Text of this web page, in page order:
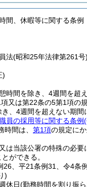
間、休暇等に関する条例
法(昭和25年法律第261号)
)
時間を除き、4週間を超
又は第22条の5第1項の
、4週間を超えない期
員の採用等に関する条例
時間は、 第1項の規定に
は当該公署の特殊の必要
ができる。
26、平21条例31、令4条
)
休日(勤務時間を割り振